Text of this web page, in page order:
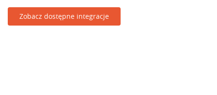
Zobacz dostępne integracje